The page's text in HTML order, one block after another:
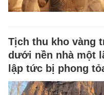
Tịch thu kho vàng
dưới nền nhà một
lập tức bị phong